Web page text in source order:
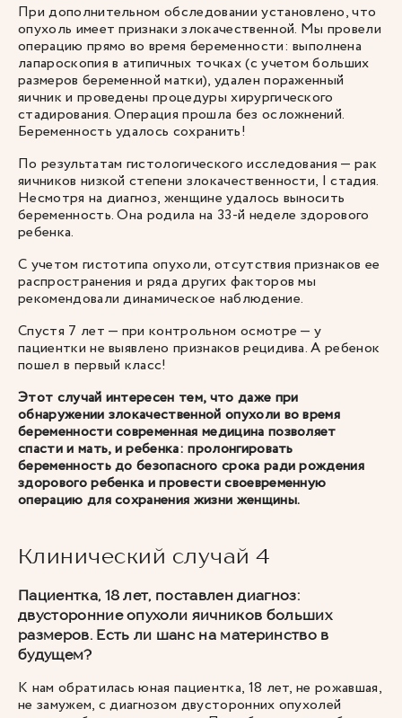
При дополнительном обследовании установлено, что
опухоль имеет признаки злокачественной. Мы провели
операцию прямо во время беременности: выполнена
лапароскопия в атипичных точках (с учетом больших
размеров беременной матки), удален пораженный
яичник и проведены процедуры хирургического
стадирования. Операция прошла без осложнений.
Беременность удалось сохранить!
По результатам гистологического исследования — рак
яичников низкой степени злокачественности, I стадия.
Несмотря на диагноз, женщине удалось выносить
беременность. Она родила на 33-й неделе здорового
ребенка.
С учетом гистотипа опухоли, отсутствия признаков ее
распространения и ряда других факторов мы
рекомендовали динамическое наблюдение.
Спустя 7 лет — при контрольном осмотре — у
пациентки не выявлено признаков рецидива. А ребенок
пошел в первый класс!
Этот случай интересен тем, что даже при
обнаружении злокачественной опухоли во время
беременности современная медицина позволяет
спасти и мать, и ребенка: пролонгировать
беременность до безопасного срока ради рождения
здорового ребенка и провести своевременную
операцию для сохранения жизни женщины.
Клинический случай 4
Пациентка, 18 лет, поставлен диагноз:
двусторонние опухоли яичников больших
размеров. Есть ли шанс на материнство в
будущем?
К нам обратилась юная пациентка, 18 лет, не рожавшая,
не замужем, с диагнозом двусторонних опухолей